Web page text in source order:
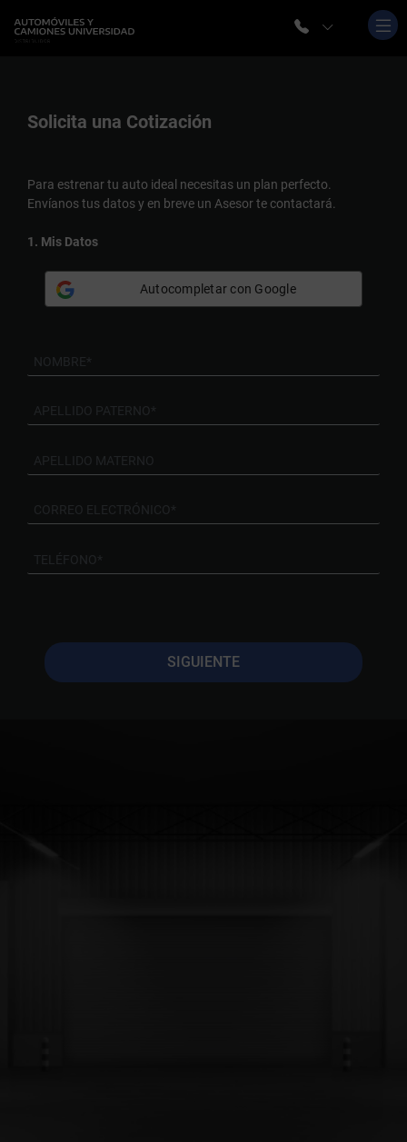
Solicita una Cotización
Para estrenar tu auto ideal necesitas un plan perfecto.
Envíanos tus datos y en breve un Asesor te contactará.
1. Mis Datos
Autocompletar con Google
SIGUIENTE